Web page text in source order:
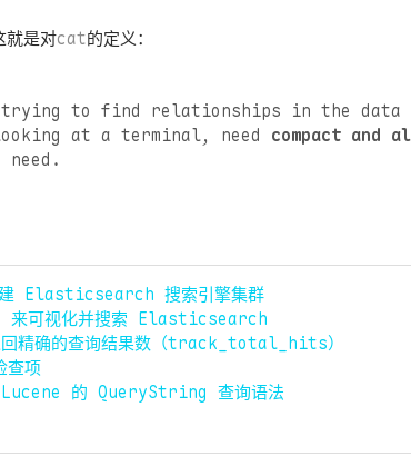
就是对cat的定义：
to find relationships in the data
at a terminal, need compact and
建 Elasticsearch 搜索引擎集群
来可视化并搜索 Elasticsearch
精确的查询结果数（track_total_hits）
项
的 QueryString 查询语法